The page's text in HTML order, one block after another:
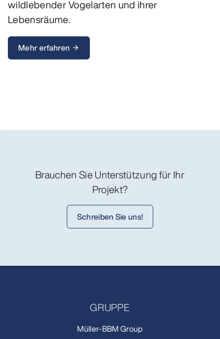
wildlebender Vogelarten und ihrer
Lebensräume.
Mehr erfahren arrow_forward
Brauchen Sie Unterstützung für Ihr
Projekt?
Schreiben Sie uns!
GRUPPE
Müller-BBM Group